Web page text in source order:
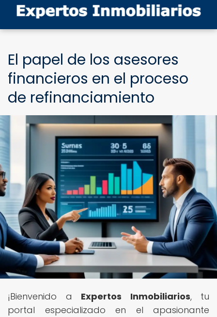
El papel de los asesores
financieros en el proceso
de refinanciamiento
¡Bienvenido a Expertos Inmobiliarios, tu
portal especializado en el apasionante